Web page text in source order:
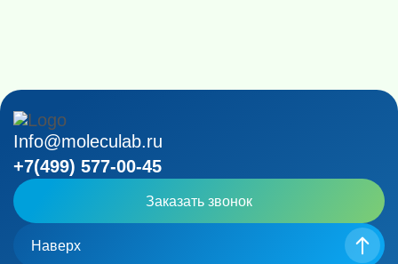
Info@moleculab.ru
+7(499) 577-00-45
Заказать звонок
Наверх